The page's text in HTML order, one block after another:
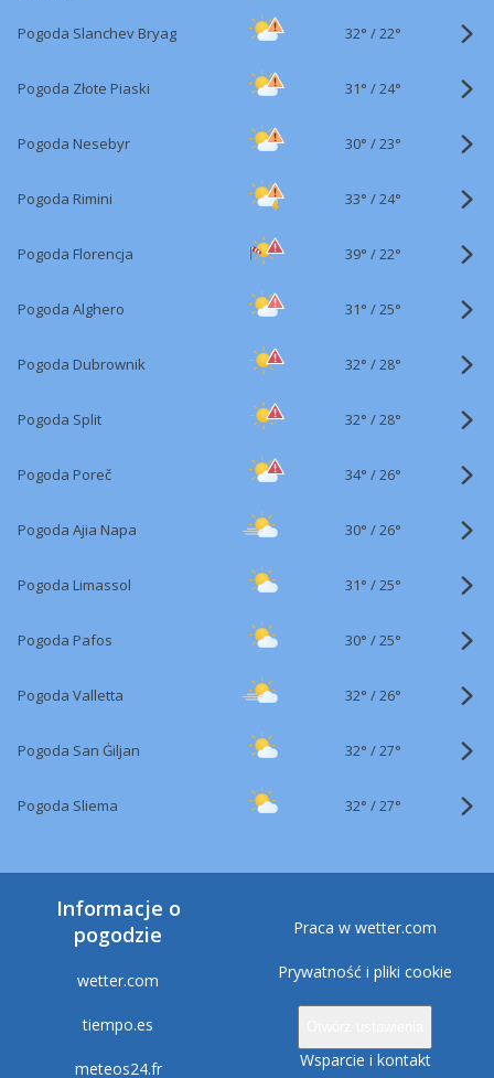
Pogoda Slanchev Bryag 32° /22°
Pogoda Złote Piaski 31° /24°
Pogoda Nesebyr 30° /23°
Pogoda Rimini 33° /24°
Pogoda Florencja 39° /22°
Pogoda Alghero 31° /25°
Pogoda Dubrownik 32° /28°
Pogoda Split 32° /28°
Pogoda Poreč 34° /26°
Pogoda Ajia Napa 30° /26°
Pogoda Limassol 31° /25°
Pogoda Pafos 30° /25°
Pogoda Valletta 32° /26°
Pogoda San Ġiljan 32° /27°
Pogoda Sliema 32° /27°
Informacje o
pogodzie
wetter.com
tiempo.es
meteos24.fr
Praca w wetter.com
Prywatność i pliki cookie
Wsparcie i kontakt